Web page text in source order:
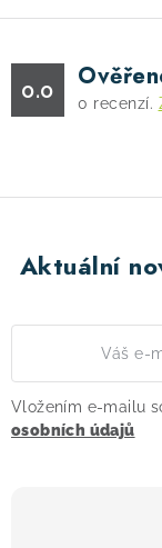
0.0 0 recenzí.
Aktuální
Vložením e-mailu
osobních údajů